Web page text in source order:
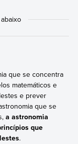
que se concentra
matemáticos e
e prever
que se
a astronomia
que
.